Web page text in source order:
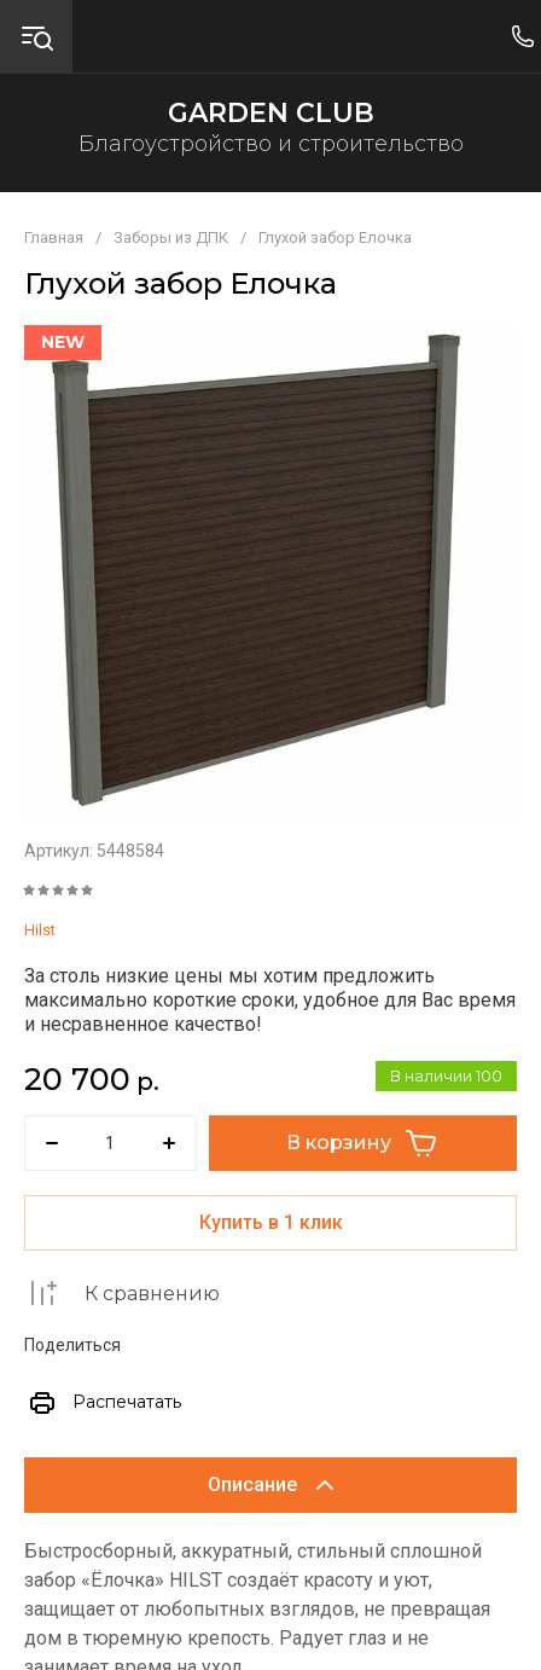
GARDEN CLUB
Благоустройство и строительство
Главная / Заборы из ДПК / Глухой забор Елочка
Глухой забор Елочка
NEW
Артикул: 5448584
Hilst
За столь низкие цены мы хотим предложить
максимально короткие сроки, удобное для Вас время
и несравненное качество!
В наличии100
20 700 р.
В корзину
Купить в 1 клик
К сравнению
Поделиться
Распечатать
Описание
Быстросборный, аккуратный, стильный cплошной
забор «Ёлочка» HILST создаёт красоту и уют,
защищает от любопытных взглядов, не превращая
дом в тюремную крепость. Радует глаз и не